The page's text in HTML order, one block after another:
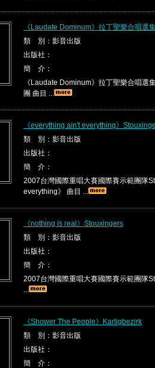
《Laudate Dominum》拉丁聖樂合唱選
類 別：影音出版
出版社：
簡 介：
《Laudate Dominum》拉丁聖樂合唱選
團 曲目 ...
《everything ain't everything》
類 別：影音出版
出版社：
簡 介：
2007台灣國際重唱大賽國際賽示範團隊
everything》 曲目 ...
《nothing is real》Stouxingers
類 別：影音出版
出版社：
簡 介：
2007台灣國際重唱大賽國際賽示範團隊
...
《Shower The People》Karligbezirk
類 別：影音出版
出版社：
簡 介：